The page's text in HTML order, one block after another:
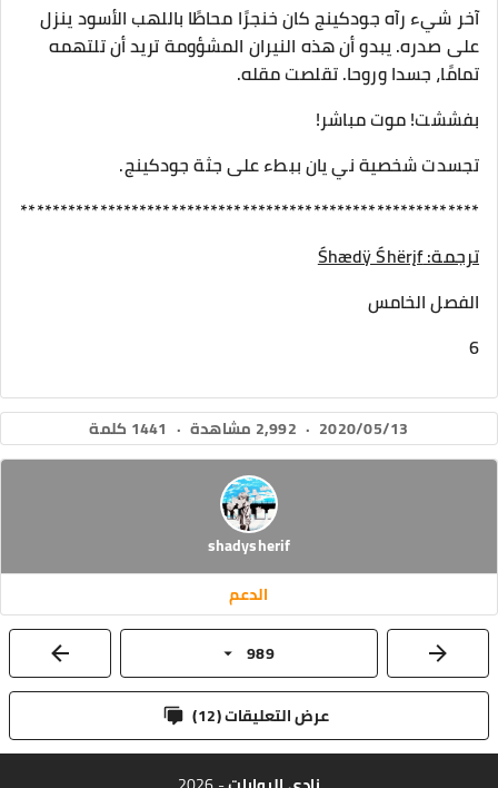
آخر شيء رآه جودكينج كان خنجرًا محاطًا باللهب الأسود ينزل
على صدره. يبدو أن هذه النيران المشؤومة تريد أن تلتهمه
تمامًا، جسدا وروحا. تقلصت مقله.
بفششت! موت مباشر!
تجسدت شخصية ني يان ببطء على جثة جودكينج.
**********************************************************
ترجمة:Śhædÿ Śhërįf
الفصل الخامس
6
2020/05/13
· 2,992 مشاهدة · 1441 كلمة
shadysherif
الدعم
989
عرض التعليقات ( 12
)